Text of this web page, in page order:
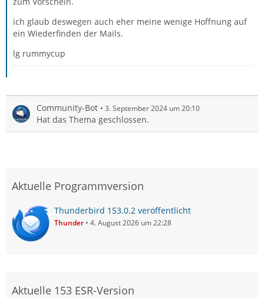
ich glaub deswegen auch eher meine wenige Hoffnung auf
ein Wiederfinden der Mails.
lg rummycup
Community-Bot 3. September 2024 um 20:10
Hat das Thema geschlossen.
Aktuelle Programmversion
Thunderbird 153.0.2 veröffentlicht
Thunder 4. August 2026 um 22:28
Aktuelle 153 ESR-Version